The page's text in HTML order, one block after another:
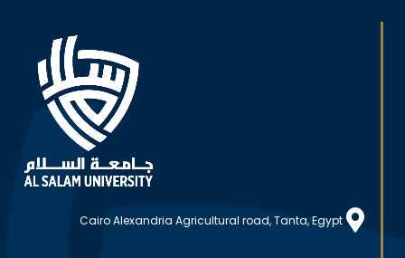
Cairo Alexandria Agricultural road, Tanta, Egypt